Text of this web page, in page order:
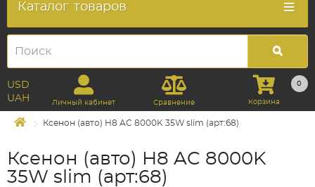
Каталог товаров
USD
UAH
Личный кабинет Сравнение
0
Корзина
Ксенон (авто) H8 AC 8000K 35W slim (арт:68)
Ксенон (авто) H8 AC 8000K
35W slim (арт:68)